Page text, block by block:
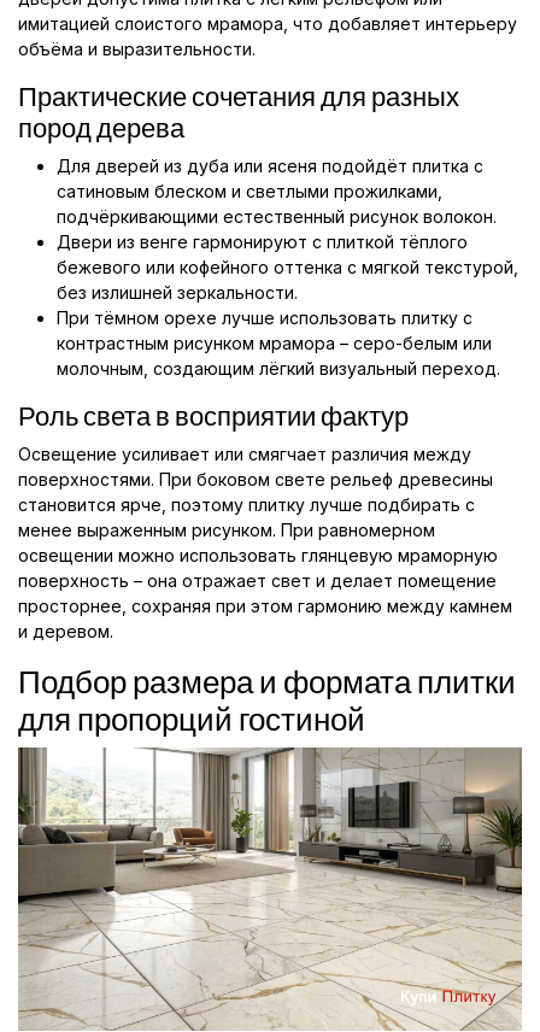
имитацией слоистого мрамора, что добавляет интерьеру
объёма и выразительности.
Практические сочетания для разных
пород дерева
Для дверей из дуба или ясеня подойдёт плитка с
сатиновым блеском и светлыми прожилками,
подчёркивающими естественный рисунок волокон.
Двери из венге гармонируют с плиткой тёплого
бежевого или кофейного оттенка с мягкой текстурой,
без излишней зеркальности.
При тёмном орехе лучше использовать плитку с
контрастным рисунком мрамора – серо-белым или
молочным, создающим лёгкий визуальный переход.
Роль света в восприятии фактур
Освещение усиливает или смягчает различия между
поверхностями. При боковом свете рельеф древесины
становится ярче, поэтому плитку лучше подбирать с
менее выраженным рисунком. При равномерном
освещении можно использовать глянцевую мраморную
поверхность – она отражает свет и делает помещение
просторнее, сохраняя при этом гармонию между камнем
и деревом.
Подбор размера и формата плитки
для пропорций гостиной